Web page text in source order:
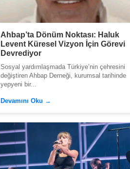
Ahbap’ta Dönüm Noktası: Haluk
Levent Küresel Vizyon İçin Görevi
Devrediyor
Sosyal yardımlaşmada Türkiye’nin çehresini
değiştiren Ahbap Derneği, kurumsal tarihinde
yepyeni bir...
Devamını Oku →